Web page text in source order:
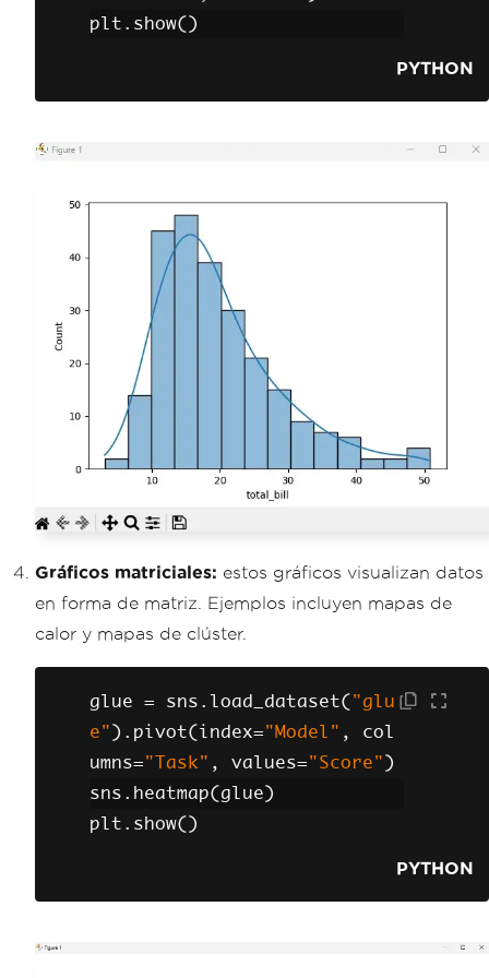
plt . show()
PYTHON
Gráficos matriciales: estos gráficos visualizan datos
en forma de matriz. Ejemplos incluyen mapas de
calor y mapas de clúster.
glue = sns . load_dataset( "glu
e" ). pivot( index="Model" ,
col
umns="Task" , values="Score" )
sns . heatmap( glue )
plt . show()
PYTHON